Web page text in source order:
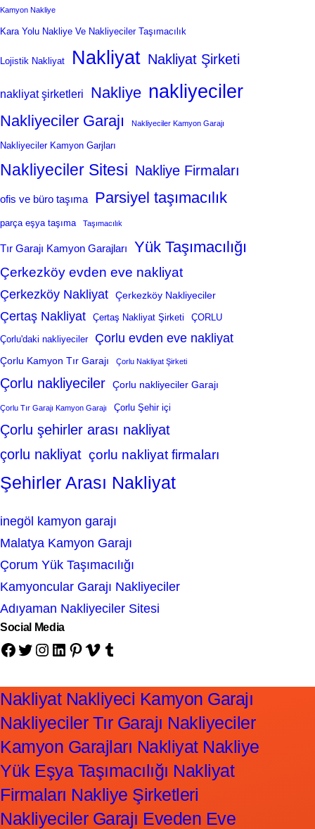
Kamyon Nakliye
Kara Yolu Nakliye Ve Nakliyeciler Taşımacılık
Lojistik Nakliyat Nakliyat Nakliyat Şirketi
nakliyat şirketleri Nakliye nakliyeciler
Nakliyeciler Garajı Nakliyeciler Kamyon Garajı
Nakliyeciler Kamyon Garjları
Nakliyeciler Sitesi Nakliye Firmaları
ofis ve büro taşıma Parsiyel taşımacılık
parça eşya taşıma Taşımacılık
Tır Garajı Kamyon Garajları Yük Taşımacılığı
Çerkezköy evden eve nakliyat
Çerkezköy Nakliyat Çerkezköy Nakliyeciler
Çertaş Nakliyat Çertaş Nakliyat Şirketi ÇORLU
Çorlu'daki nakliyeciler Çorlu evden eve nakliyat
Çorlu Kamyon Tır Garajı Çorlu Nakliyat Şirketi
Çorlu nakliyeciler Çorlu nakliyeciler Garajı
Çorlu Tır Garajı Kamyon Garajı Çorlu Şehir içi
Çorlu şehirler arası nakliyat
çorlu nakliyat çorlu nakliyat firmaları
Şehirler Arası Nakliyat
inegöl kamyon garajı
Malatya Kamyon Garajı
Çorum Yük Taşımacılığı
Kamyoncular Garajı Nakliyeciler
Adıyaman Nakliyeciler Sitesi
Social Media
Facebook Twitter Instagram LinkedIn Pinterest Vimeo Tumblr
Nakliyat Nakliyeci Kamyon Garajı
Nakliyeciler Tır Garajı Nakliyeciler
Kamyon Garajları Nakliyat Nakliye
Yük Eşya Taşımacılığı Nakliyat
Firmaları Nakliye Şirketleri
Nakliyeciler Garajı Eveden Eve